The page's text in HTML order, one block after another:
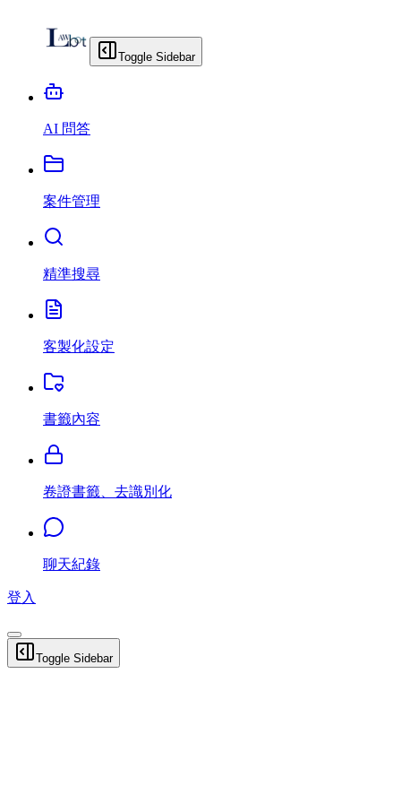
Toggle Sidebar
AI 問答
案件管理
精準搜尋
客製化設定
書籤內容
卷證書籤、去識別化
聊天紀錄
登入
Toggle Sidebar